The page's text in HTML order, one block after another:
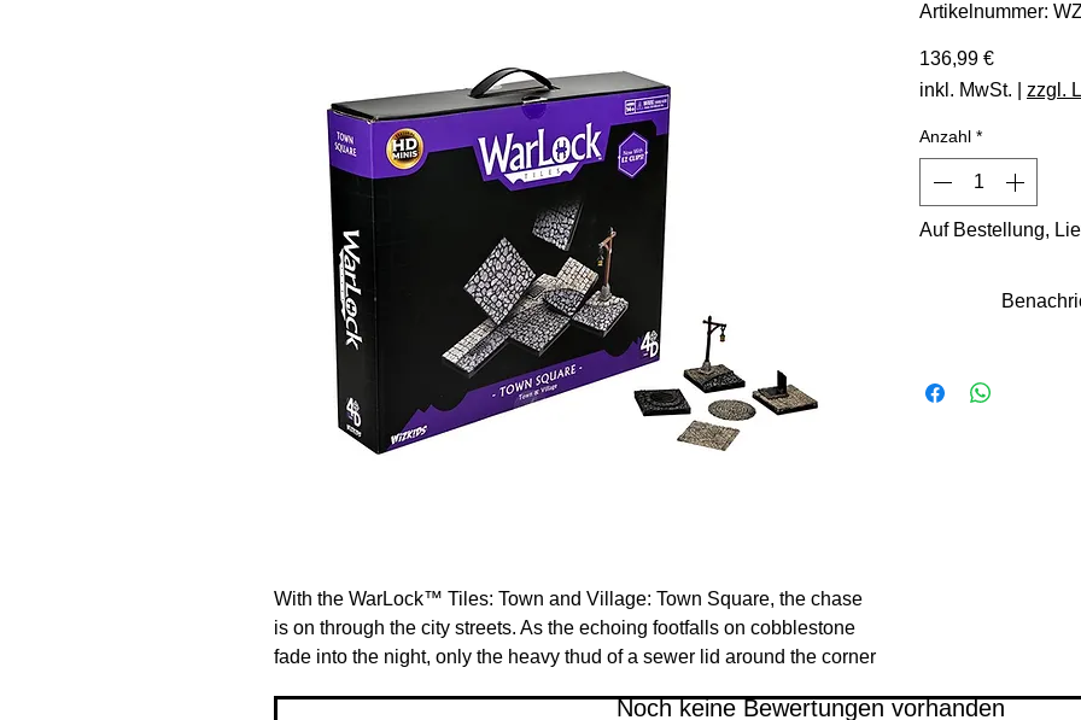
With the WarLock™ Tiles: Town and Village: Town Square, the chase
is on through the city streets. As the echoing footfalls on cobblestone
fade into the night, only the heavy thud of a sewer lid around the corner
in time? Take your players to a whole new level of game play when
Artikelnummer:
136,99 €Preis
inkl. MwSt.
zzgl.
Anzahl *
Auf Bestellung,
Noch keine Bewertungen vorhanden